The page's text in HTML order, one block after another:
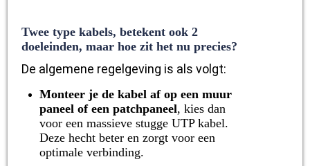
Twee type kabels, betekent ook 2
doeleinden, maar hoe zit het nu precies?
De algemene regelgeving is als volgt:
Monteer je de kabel af op een muur
paneel of een patchpaneel, kies dan
voor een massieve stugge UTP kabel.
Deze hecht beter en zorgt voor een
optimale verbinding.